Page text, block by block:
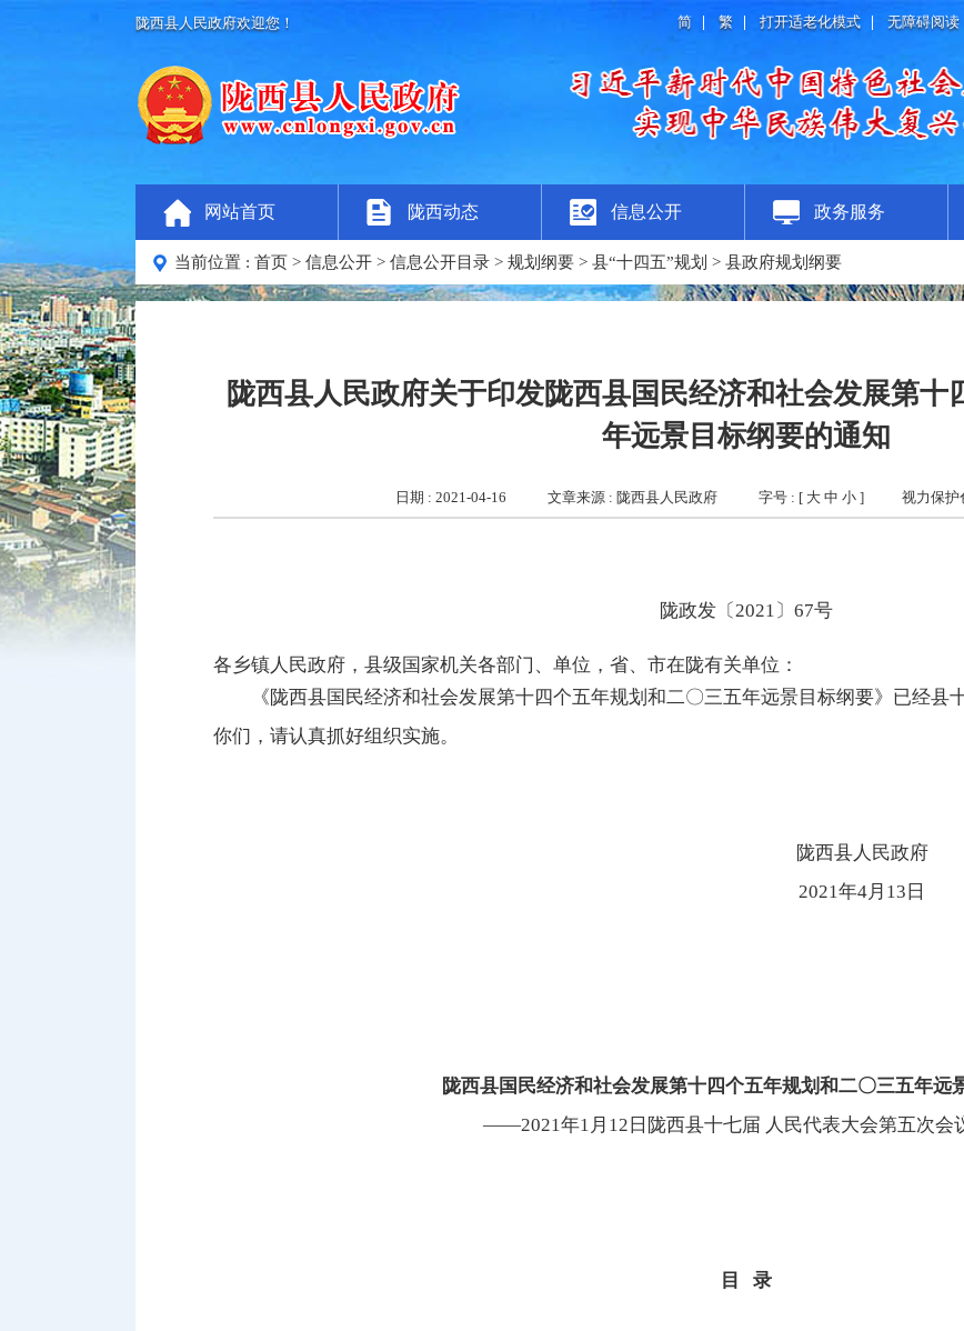
陇西县人民政府欢迎您！ 无障碍阅读
打开适老化模式
繁
简
网站首页 陇西动态 信息公开 政务服务
当前位置 : 首页 > 信息公开 > 信息公开目录 > 规划纲要 > 县“十四五”规划 > 县政府规划纲要
陇西县人民政府关于印发陇西县国民经济和社会发展第十
年远景目标纲要的通知
日期 : 2021-04-16 文章来源 : 陇西县人民政府 字号 : [ 大 中 小] 视力保护
陇政发〔2021〕67号
各乡镇人民政府，县级国家机关各部门、单位，省、市在陇有关单位：
《陇西县国民经济和社会发展第十四个五年规划和二〇三五年远景目标纲要》已经县
你们，请认真抓好组织实施。
陇西县人民政府
2021年4月13日
陇西县国民经济和社会发展第十四个五年规划和二〇三五年远
——2021年1月12日陇西县十七届 人民代表大会第五次会
目 录